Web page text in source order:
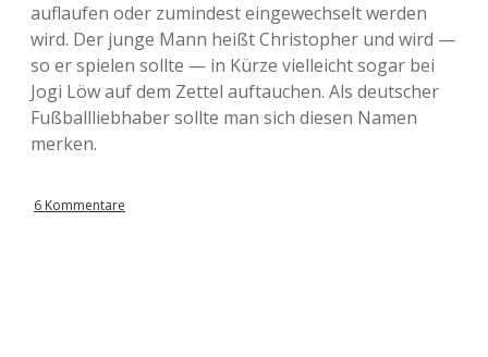
auflaufen oder zumindest eingewechselt werden
wird. Der junge Mann heißt Christopher und wird —
so er spielen sollte — in Kürze vielleicht sogar bei
Jogi Löw auf dem Zettel auftauchen. Als deutscher
Fußballliebhaber sollte man sich diesen Namen
merken.
6 Kommentare